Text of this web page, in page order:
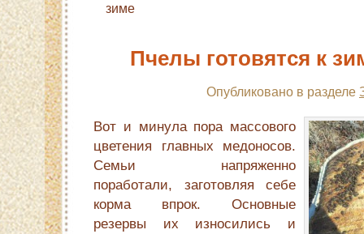
зиме
Пчелы готовятся к
Опубликовано в разделе
Вот и минула пора массового
цветения главных медоносов.
Семьи напряженно
поработали, заготовляя себе
корма впрок. Основные
резервы их износились и